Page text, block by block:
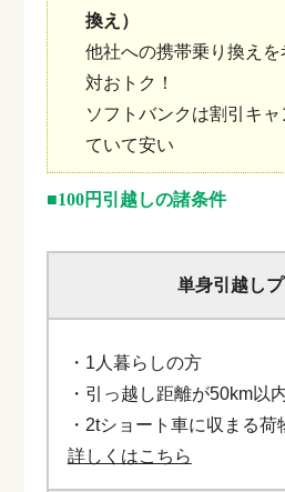
換え）
他社への携帯乗り換え
対おトク！
ソフトバンクは割引キ
ていて安い
■100円引越しの諸条件
単身引越し
・1人暮らしの方
・引っ越し距離が50km以
・2tショート車に収まる荷
詳しくはこちら